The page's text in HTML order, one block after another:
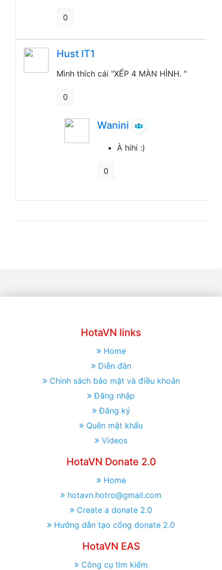
0
Hust IT1
Mình thích cái "XẾP 4 MÀN HÌNH. "
0
Wanini
À hihi :)
0
HotaVN links
Home
Diễn đàn
Chính sách bảo mật và điều khoản
Đăng nhập
Đăng ký
Quên mật khẩu
Videos
HotaVN Donate 2.0
Home
hotavn.hotro@gmail.com
Create a donate 2.0
Hướng dẫn tạo cổng donate 2.0
HotaVN EAS
Công cụ tìm kiếm